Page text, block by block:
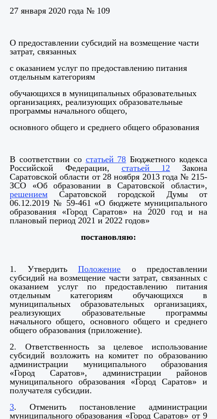
27 января 2020 года № 109
О предоставлении субсидий на возмещение части
затрат, связанных
с оказанием услуг по предоставлению питания
отдельным категориям
обучающихся в муниципальных образовательных
организациях, реализующих образовательные
программы начального общего,
основного общего и среднего общего образования
В соответствии со статьей 78 Бюджетного кодекса
Российской Федерации, статьей 12 Закона
Саратовской области от 28 ноября 2013 года № 215-
ЗСО «Об образовании в Саратовской области»,
решением Саратовской городской Думы от
06.12.2019 № 59-461 «О бюджете муниципального
образования «Город Саратов» на 2020 год и на
плановый период 2021 и 2022 годов»
постановляю:
1. Утвердить Положение о предоставлении
субсидий на возмещение части затрат, связанных с
оказанием услуг по предоставлению питания
отдельным категориям обучающихся в
муниципальных образовательных организациях,
реализующих образовательные программы
начального общего, основного общего и среднего
общего образования (приложение).
2. Ответственность за целевое использование
субсидий возложить на комитет по образованию
администрации муниципального образования
«Город Саратов», администрации районов
муниципального образования «Город Саратов» и
получателя субсидии.
3. Отменить постановление администрации
муниципального образования «Город Саратов» от 9